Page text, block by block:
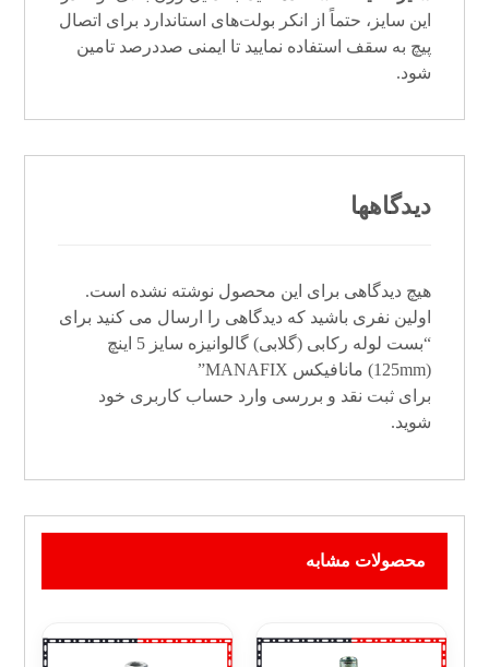
این سایز، حتماً از انکر بولت‌های استاندارد برای اتصال
پیچ به سقف استفاده نمایید تا ایمنی صددرصد تامین
شود.
دیدگاهها
هیچ دیدگاهی برای این محصول نوشته نشده است.
اولین نفری باشید که دیدگاهی را ارسال می کنید برای
“بست لوله رکابی (گلابی) گالوانیزه سایز 5 اینچ
(125mm) مانافیکس MANAFIX”
برای ثبت نقد و بررسی وارد حساب کاربری خود
شوید.
محصولات مشابه